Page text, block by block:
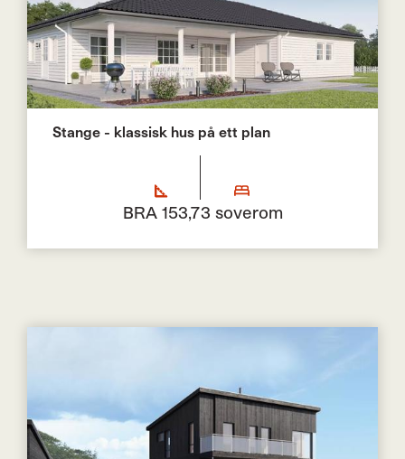
Stange - klassisk hus på ett plan
BRA 153,73 soverom